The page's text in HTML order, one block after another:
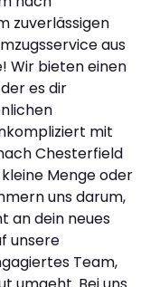
zuverlässigen
aus
Wir bieten einen
es dir
mit
Chesterfield
Menge oder
uns darum,
an dein neues
unsere
Team,